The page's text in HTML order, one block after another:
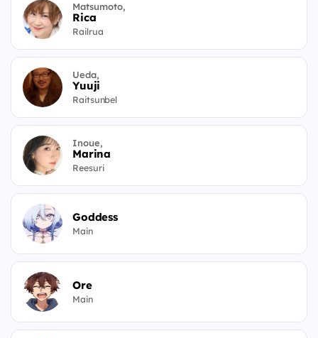
Matsumoto,
Rica
Railrua
Ueda,
Yuuji
Raitsunbel
Inoue,
Marina
Reesuri
Goddess
Main
Ore
Main